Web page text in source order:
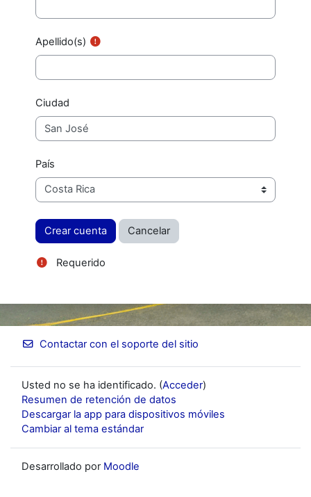
Apellido(s)
Ciudad
País
Requerido
Contactar con el soporte del sitio
Usted no se ha identificado. (Acceder)
Resumen de retención de datos
Descargar la app para dispositivos móviles
Cambiar al tema estándar
Desarrollado por Moodle